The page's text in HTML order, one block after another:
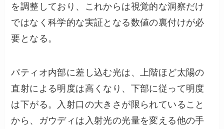
を調整しており、これからは視覚的な洞察だけ
ではなく科学的な実証となる数値の裏付けが必
要となる。
パティオ内部に差し込む光は、上階ほど太陽の
直射による明度は高くなり、下部に従って明度
は下がる。入射口の大きさが限られていること
から、ガウディは入射光の光量を変える他の手